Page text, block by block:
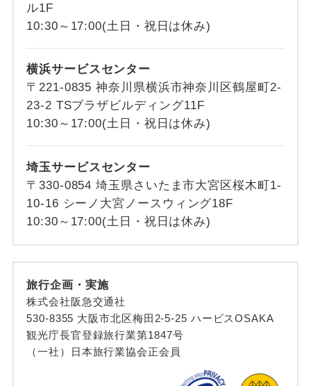
ル1F
10:30～17:00(土日・祝日は休み)
横浜サービスセンター
〒221-0835 神奈川県横浜市神奈川区鶴屋町2-
23-2 TSプラザビルディング11F
10:30～17:00(土日・祝日は休み)
埼玉サービスセンター
〒330-0854 埼玉県さいたま市大宮区桜木町1-
10-16 シーノ大宮ノースウィング18F
10:30～17:00(土日・祝日は休み)
旅行企画・実施
株式会社阪急交通社
530-8355 大阪市北区梅田2-5-25 ハービスOSAKA
観光庁長官登録旅行業第1847号
（一社）日本旅行業協会正会員